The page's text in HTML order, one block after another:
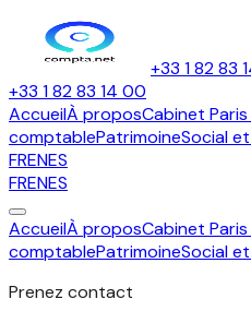
+33 1 82 83
+33 1 82 83 14 00
AccueilÀ proposCabinet Paris
comptablePatrimoineSocial et
FRENES
FRENES
AccueilÀ proposCabinet Paris
comptablePatrimoineSocial et
Prenez contact